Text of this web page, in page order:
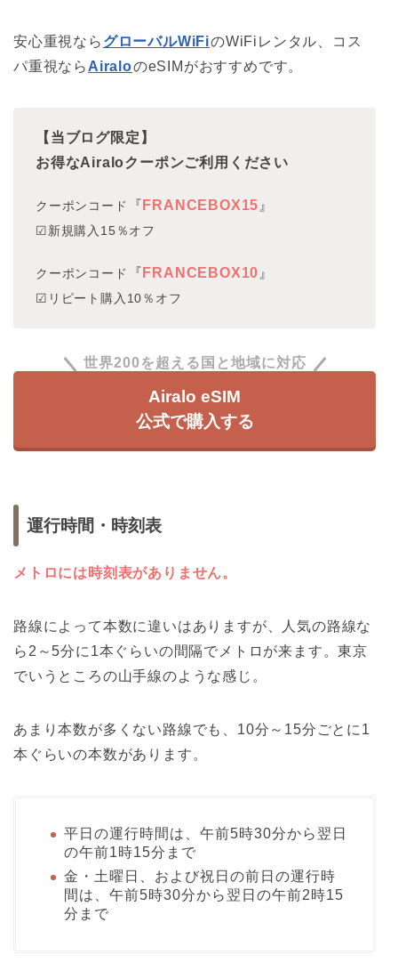
安心重視なら グローバルWiFiのWiFiレンタル、コス
パ重視なら AiraloのeSIMがおすすめです。
【当ブログ限定】
お得なAiraloクーポンご利用ください
クーポンコード 『 FRANCEBOX15 』
☑新規購入15％オフ
クーポンコード 『 FRANCEBOX10 』
☑リピート購入10％オフ
世界200を超える国と地域に対応
Airalo eSIM
公式で購入する
運行時間・時刻表
メトロには時刻表がありません。
路線によって本数に違いはありますが、人気の路線な
ら2～5分に1本ぐらいの間隔でメトロが来ます。東京
でいうところの山手線のような感じ。
あまり本数が多くない路線でも、10分～15分ごとに1
本ぐらいの本数があります。
平日の運行時間は、午前5時30分から翌日
の午前1時15分まで
金・土曜日、および祝日の前日の運行時
間は、午前5時30分から翌日の午前2時15
分まで